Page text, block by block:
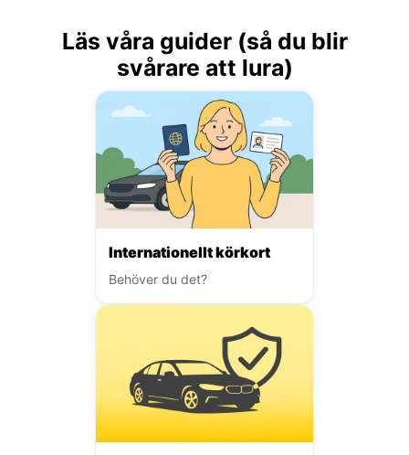
Läs våra guider (så du blir
svårare att lura)
Internationellt körkort
Behöver du det?